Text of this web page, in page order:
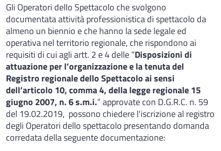
Gli Operatori dello Spettacolo che svolgono
documentata attività professionistica di spettacolo da
almeno un biennio e che hanno la sede legale ed
operativa nel territorio regionale, che rispondono ai
requisiti di cui agli artt. 2 e 4 delle “Disposizioni di
attuazione per l’organizzazione e la tenuta del
Registro regionale dello Spettacolo ai sensi
dell’articolo 10, comma 4, della legge regionale 15
giugno 2007, n. 6 s.m.i.” approvate con D.G.R.C. n. 59
del 19.02.2019, possono chiedere l'iscrizione al registro
degli Operatori dello spettacolo presentando domanda
corredata della seguente documentazione: